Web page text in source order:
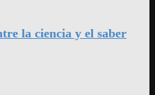
la ciencia y el saber